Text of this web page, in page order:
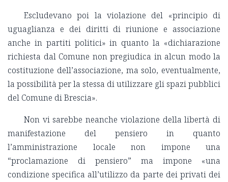
Escludevano poi la violazione del «principio di
uguaglianza e dei diritti di riunione e associazione
anche in partiti politici» in quanto la «dichiarazione
richiesta dal Comune non pregiudica in alcun modo la
costituzione dell’associazione, ma solo, eventualmente,
la possibilità per la stessa di utilizzare gli spazi pubblici
del Comune di Brescia».
Non vi sarebbe neanche violazione della libertà di
manifestazione del pensiero in quanto
l’amministrazione locale non impone una
“proclamazione di pensiero” ma impone «una
condizione specifica all’utilizzo da parte dei privati dei